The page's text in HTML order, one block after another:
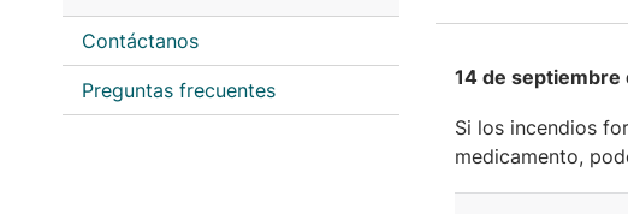
Contáctanos
Preguntas frecuentes
14 de septiembre
Si los incendios
medicamento,